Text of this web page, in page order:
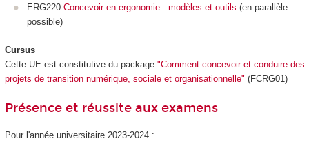
ERG220 Concevoir en ergonomie : modèles et outils (en parallèle
possible)
Cursus
Cette UE est constitutive du package "Comment concevoir et conduire des
projets de transition numérique, sociale et organisationnelle" (FCRG01)
Présence et réussite aux examens
Pour l'année universitaire 2023-2024 :